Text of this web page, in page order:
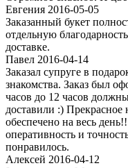
Евгения 2016-05-05
Заказанный букет
отдельную
доставке.
Павел 2016-04-14
Заказал супруге в
знакомства. Заказ был
часов до 12 часов
доставили :) Прекрасное
обеспечено на весь
оперативность и
понравилось.
Алексей 2016-04-12